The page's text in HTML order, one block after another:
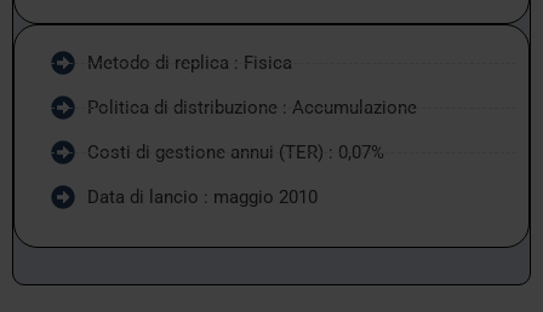
Metodo di replica : Fisica
Politica di distribuzione : Accumulazione
Costi di gestione annui (TER) : 0,07%
Data di lancio : maggio 2010